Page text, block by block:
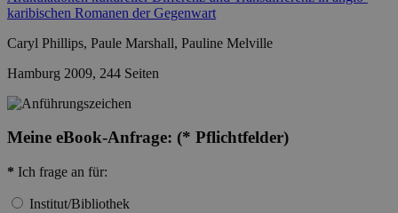
karibischen Romanen der Gegenwart
Caryl Phillips, Paule Marshall, Pauline Melville
Hamburg 2009, 244 Seiten
Meine eBook-Anfrage: (* Pflichtfelder)
* Ich frage an für:
Institut/Bibliothek